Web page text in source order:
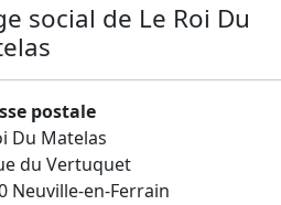
social de Le Roi Du
postale
Du Matelas
du Vertuquet
Neuville-en-Ferrain